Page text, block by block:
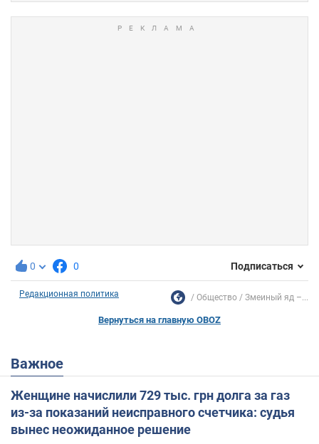
0 0 Подписаться
Редакционная политика Общество Змеиный яд –...
Вернуться на главную OBOZ
Важное
Женщине начислили 729 тыс. грн долга за газ
из-за показаний неисправного счетчика: судья
вынес неожиданное решение